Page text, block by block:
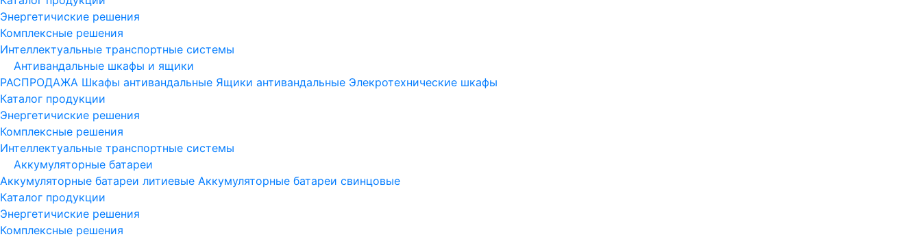
Энергетичиские решения
Комплексные решения
Интеллектуальные транспортные системы
Антивандальные шкафы и ящики
РАСПРОДАЖА Шкафы антивандальные Ящики антивандальные Элекротехнические шкафы
Каталог продукции
Энергетичиские решения
Комплексные решения
Интеллектуальные транспортные системы
Аккумуляторные батареи
Аккумуляторные батареи литиевые Аккумуляторные батареи свинцовые
Каталог продукции
Энергетичиские решения
Комплексные решения